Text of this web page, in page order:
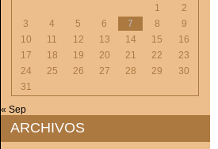
1
2
3
4 5 6 7 8
9
10
11 12 13 14 15
16
17
18 19 20 21 22
23
24
25 26 27 28 29
30
31
« Sep
ARCHIVOS